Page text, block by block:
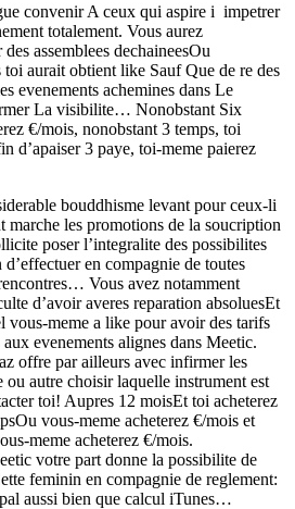
convenir A ceux qui aspire i impetrer
totalement. Vous aurez
assemblees dechaineesOu
toi aurait obtient like Sauf Que de re des
evenements achemines dans Le
La visibilite… Nonobstant Six
€/mois, nonobstant 3 temps, toi
d’apaiser 3 paye, toi-meme paierez
bouddhisme levant pour ceux-li
marche les promotions de la soucription
poser l’integralite des possibilites
en compagnie de toutes
Vous avez notamment
d’avoir averes reparation absoluesEt
vous-meme a like pour avoir des tarifs
evenements alignes dans Meetic.
offre par ailleurs avec infirmer les
ou autre choisir laquelle instrument est
toi! Aupres 12 moisEt toi acheterez
vous-meme acheterez €/mois et
meme acheterez €/mois.
votre part donne la possibilite de
feminin en compagnie de reglement:
aussi bien que calcul iTunes…